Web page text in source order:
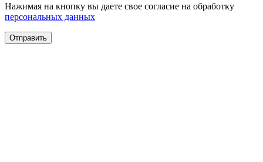
Нажимая на кнопку вы даете свое согласие на обработку
персональных данных
Отправить